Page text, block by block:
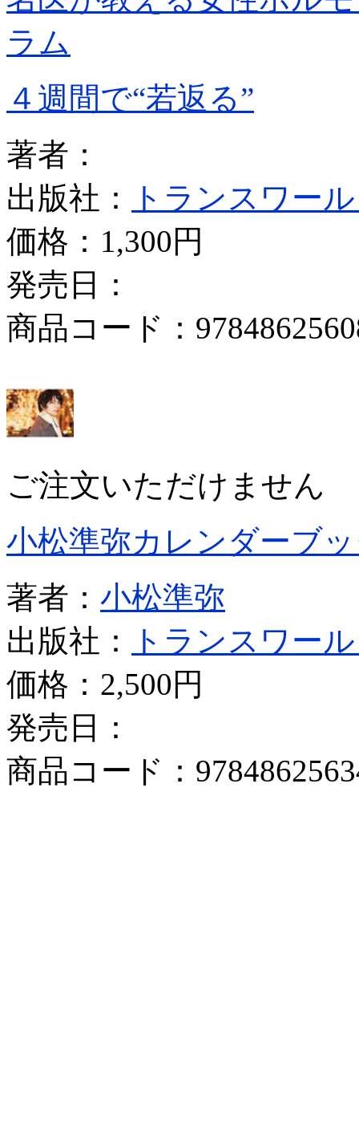
ラム
４週間で“若返る”
著者：
出版社：
トランスワー
価格： 1,300円
発売日：
商品コード：
ご注文いただけません
小松準弥カレンダーブ
著者： 小松準弥
出版社：
トランスワー
価格： 2,500円
発売日：
商品コード：